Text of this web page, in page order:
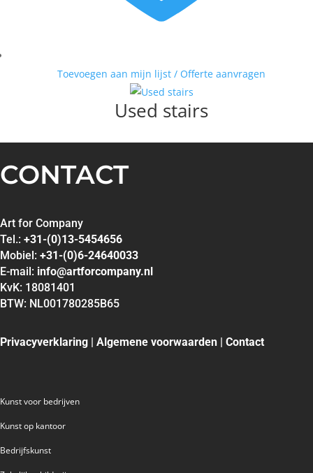
Toevoegen aan mijn lijst / Offerte aanvragen
Used stairs
CONTACT
Art for Company
Tel.: +31-(0)13-5454656
Mobiel: +31-(0)6-24640033
E-mail: info@artforcompany.nl
KvK: 18081401
BTW: NL001780285B65
Privacyverklaring | Algemene voorwaarden | Contact
Kunst voor bedrijven
Kunst op kantoor
Bedrijfskunst